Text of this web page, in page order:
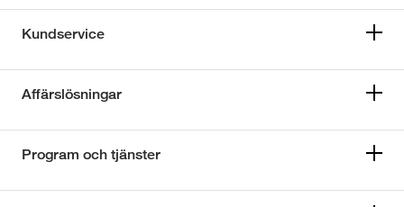
Kundservice
Affärslösningar
Program och tjänster